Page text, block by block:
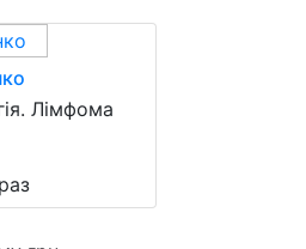
Лімфома